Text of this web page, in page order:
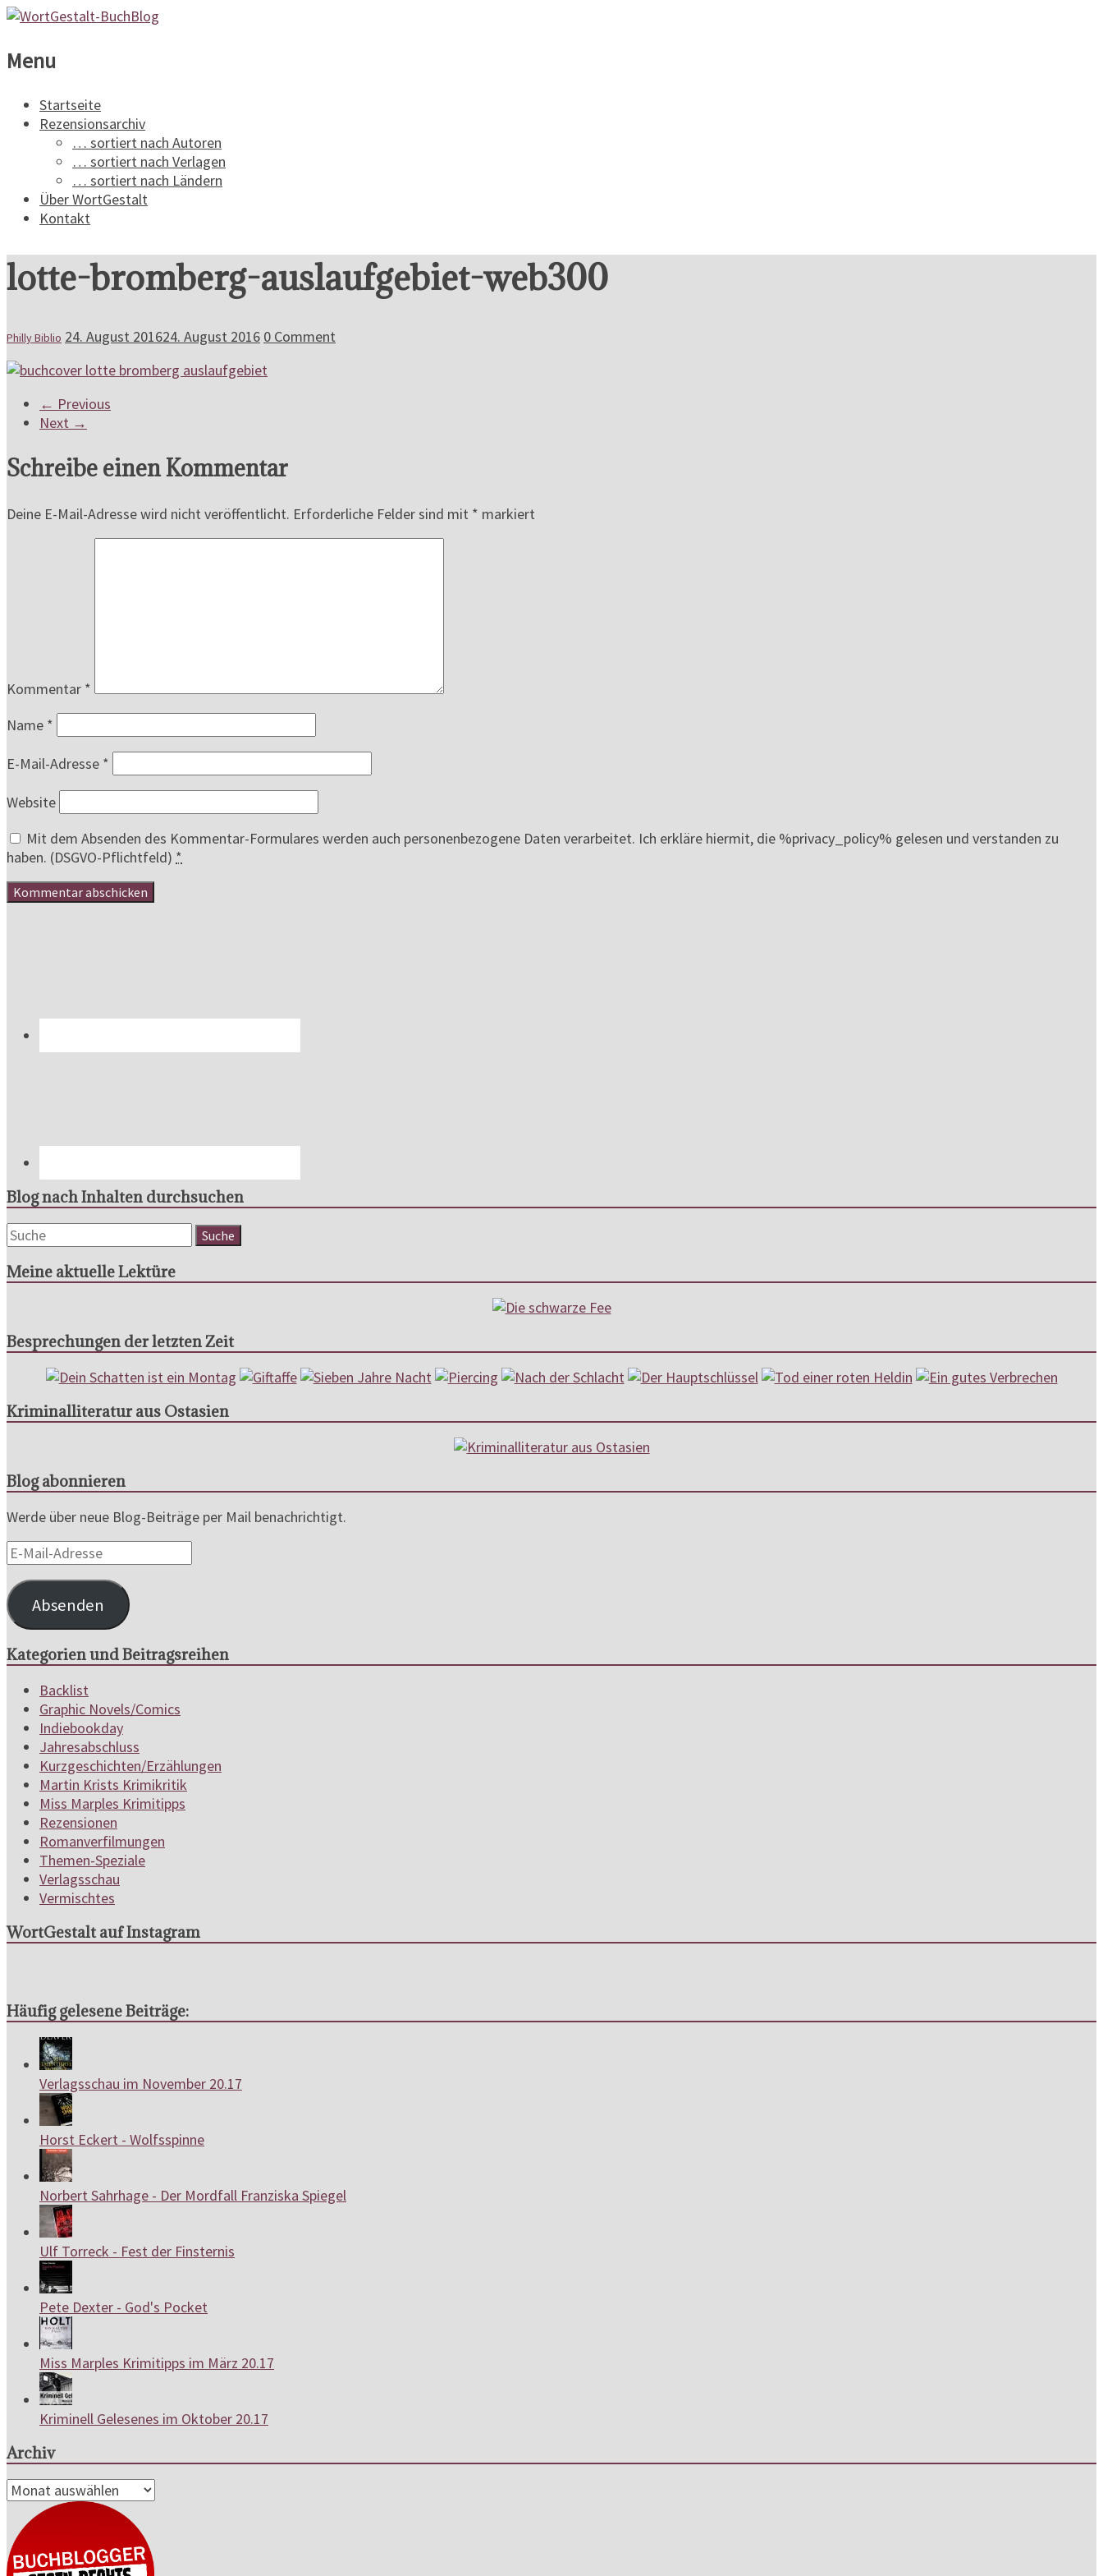
WortGestalt-
Buchblog
Spannungsliteratur
Menu
Startseite
Rezensionsarchiv
… sortiert nach Autoren
… sortiert nach Verlagen
… sortiert nach Ländern
Über WortGestalt
Kontakt
lotte-bromberg-auslaufgebiet-web300
Philly Biblio 24. August 201624. August 2016 0 Comment
← Previous
Next →
Schreibe einen Kommentar
Deine E-Mail-Adresse wird nicht veröffentlicht. Erforderliche Felder sind mit * markiert
Kommentar *
Name *
E-Mail-Adresse *
Website
Mit dem Absenden des Kommentar-Formulares werden auch personenbezogene Daten verarbeitet. Ich erkläre hiermit, die %privacy_policy% gelesen und verstanden zu
haben. (DSGVO-Pflichtfeld) *
Blog nach Inhalten durchsuchen
Meine aktuelle Lektüre
Besprechungen der letzten Zeit
Kriminalliteratur aus Ostasien
Blog abonnieren
Werde über neue Blog-Beiträge per Mail benachrichtigt.
E-
Mail-
Adresse
Absenden
Kategorien und Beitragsreihen
Backlist
Graphic Novels/Comics
Indiebookday
Jahresabschluss
Kurzgeschichten/Erzählungen
Martin Krists Krimikritik
Miss Marples Krimitipps
Rezensionen
Romanverfilmungen
Themen-Speziale
Verlagsschau
Vermischtes
WortGestalt auf Instagram
Häufig gelesene Beiträge:
Verlagsschau im November 20.17
Horst Eckert - Wolfsspinne
Norbert Sahrhage - Der Mordfall Franziska Spiegel
Ulf Torreck - Fest der Finsternis
Pete Dexter - God's Pocket
Miss Marples Krimitipps im März 20.17
Kriminell Gelesenes im Oktober 20.17
Archiv
Archiv